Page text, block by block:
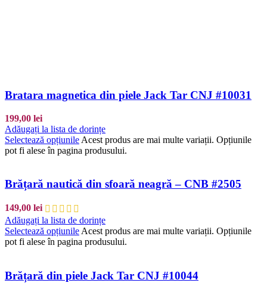
Bratara magnetica din piele Jack Tar CNJ #10031
199,00 lei
Adăugați la lista de dorințe
Selectează opțiunile Acest produs are mai multe variații. Opțiunile
pot fi alese în pagina produsului.
Brățară nautică din sfoară neagră – CNB #2505
149,00 lei
Adăugați la lista de dorințe
Selectează opțiunile Acest produs are mai multe variații. Opțiunile
pot fi alese în pagina produsului.
Brățară din piele Jack Tar CNJ #10044